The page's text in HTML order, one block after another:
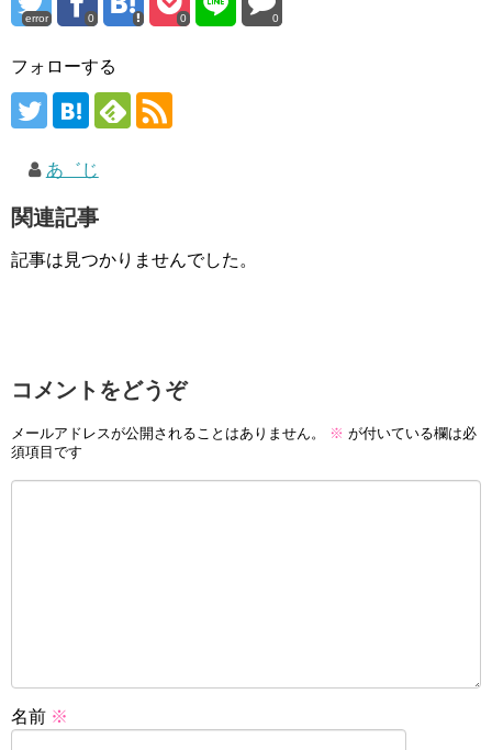
error 0 0 0
フォローする
あ゛じ
関連記事
記事は見つかりませんでした。
コメントをどうぞ
メールアドレスが公開されることはありません。 ※ が付いている欄は必
須項目です
名前 ※